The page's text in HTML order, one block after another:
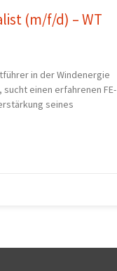
(m/f/d) – WT
in der Windenergie
einen erfahrenen FE-
seines